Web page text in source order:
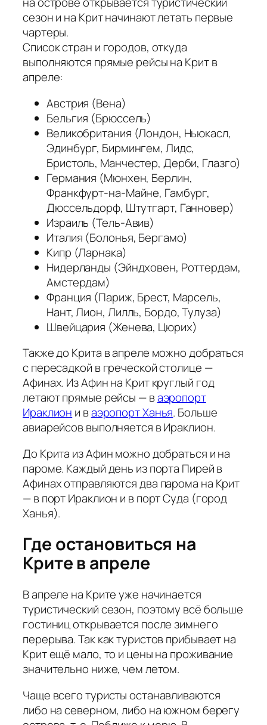
сезон и на Крит начинают летать первые
чартеры.
Список стран и городов, откуда
выполняются прямые рейсы на Крит в
апреле:
Австрия (Вена)
Бельгия (Брюссель)
Великобритания (Лондон, Ньюкасл,
Эдинбург, Бирмингем, Лидс,
Бристоль, Манчестер, Дерби, Глазго)
Германия (Мюнхен, Берлин,
Франкфурт-на-Майне, Гамбург,
Дюссельдорф, Штутгарт, Ганновер)
Израиль (Тель-Авив)
Италия (Болонья, Бергамо)
Кипр (Ларнака)
Нидерланды (Эйндховен, Роттердам,
Амстердам)
Франция (Париж, Брест, Марсель,
Нант, Лион, Лилль, Бордо, Тулуза)
Швейцария (Женева, Цюрих)
Также до Крита в апреле можно добраться
с пересадкой в греческой столице —
Афинах. Из Афин на Крит круглый год
летают прямые рейсы — ваэропорт
Ираклион и ваэропорт Ханья. Больше
авиарейсов выполняется в Ираклион.
До Крита из Афин можно добраться и на
пароме. Каждый день из порта Пирей в
Афинах отправляются два парома на Крит
— в порт Ираклион и в порт Суда (город
Ханья).
Где остановиться на
Крите в апреле
В апреле на Крите уже начинается
туристический сезон, поэтому всё больше
гостиниц открывается после зимнего
перерыва. Так как туристов прибывает на
Крит ещё мало, то и цены на проживание
значительно ниже, чем летом.
Чаще всего туристы останавливаются
либо на северном, либо на южном берегу